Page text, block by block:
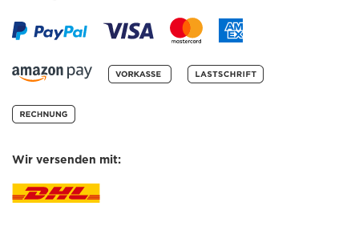
Wir versenden mit: